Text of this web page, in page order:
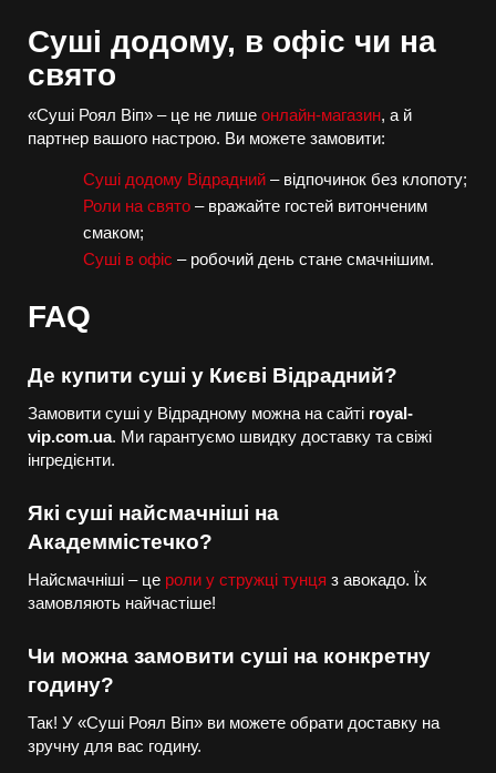
Суші додому, в офіс чи на
свято
«Суші Роял Віп» – це не лише онлайн-магазин, а й
партнер вашого настрою. Ви можете замовити:
Суші додому Відрадний – відпочинок без клопоту;
Роли на свято – вражайте гостей витонченим
смаком;
Суші в офіс – робочий день стане смачнішим.
FAQ
Де купити суші у Києві Відрадний?
Замовити суші у Відрадному можна на сайті royal-
vip.com.ua. Ми гарантуємо швидку доставку та свіжі
інгредієнти.
Які суші найсмачніші на
Академмістечко?
Найсмачніші – це роли у стружці тунця з авокадо. Їх
замовляють найчастіше!
Чи можна замовити суші на конкретну
годину?
Так! У «Суші Роял Віп» ви можете обрати доставку на
зручну для вас годину.